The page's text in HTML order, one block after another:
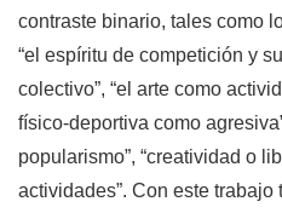
contraste binario, tales como
“el espíritu de competición y
colectivo”, “el arte como
físico-deportiva como
popularismo”, “creatividad o
actividades”. Con este